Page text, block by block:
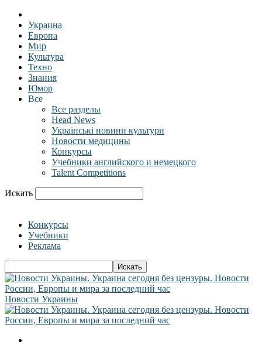
Украина
Европа
Мир
Культура
Техно
Знания
Юмор
Все
Все разделы
Head News
Українські новини культури
Новости медицины
Конкурсы
Учебники английского и немецкого
Talent Competitions
Искать
Конкурсы
Учебники
Реклама
Новости Украины